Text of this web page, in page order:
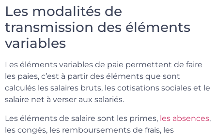
Les modalités de
transmission des éléments
variables
Les éléments variables de paie permettent de faire
les paies, c’est à partir des éléments que sont
calculés les salaires bruts, les cotisations sociales et le
salaire net à verser aux salariés.
Les éléments de salaire sont les primes, les absences,
les congés, les remboursements de frais, les